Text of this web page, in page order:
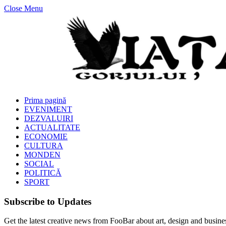
Close Menu
Prima pagină
EVENIMENT
DEZVALUIRI
ACTUALITATE
ECONOMIE
CULTURA
MONDEN
SOCIAL
POLITICĂ
SPORT
Subscribe to Updates
Get the latest creative news from FooBar about art, design and